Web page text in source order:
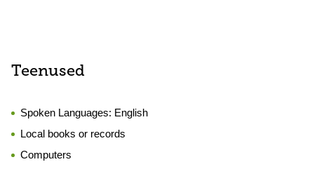
Teenused
Spoken Languages: English
Local books or records
Computers